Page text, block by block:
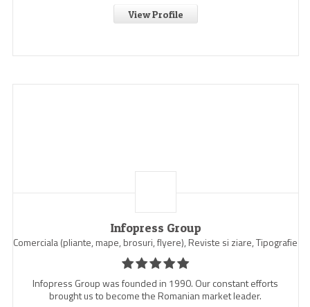
View Profile
Infopress Group
Comerciala (pliante, mape, brosuri, flyere), Reviste si ziare, Tipografie
Infopress Group was founded in 1990. Our constant efforts
brought us to become the Romanian market leader.